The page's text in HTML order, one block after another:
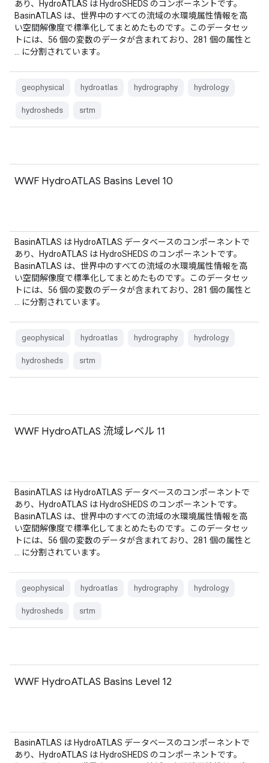
あり、HydroATLAS は HydroSHEDS のコンポーネントです。
BasinATLAS は、世界中のすべての流域の水環境属性情報を高
い空間解像度で標準化してまとめたものです。このデータセッ
トには、56 個の変数のデータが含まれており、281 個の属性と
… に分割されています。
geophysical hydroatlas hydrography hydrology
hydrosheds srtm
WWF HydroATLAS Basins Level 10
BasinATLAS は HydroATLAS データベースのコンポーネントで
あり、HydroATLAS は HydroSHEDS のコンポーネントです。
BasinATLAS は、世界中のすべての流域の水環境属性情報を高
い空間解像度で標準化してまとめたものです。このデータセッ
トには、56 個の変数のデータが含まれており、281 個の属性と
… に分割されています。
geophysical hydroatlas hydrography hydrology
hydrosheds srtm
WWF HydroATLAS 流域レベル 11
BasinATLAS は HydroATLAS データベースのコンポーネントで
あり、HydroATLAS は HydroSHEDS のコンポーネントです。
BasinATLAS は、世界中のすべての流域の水環境属性情報を高
い空間解像度で標準化してまとめたものです。このデータセッ
トには、56 個の変数のデータが含まれており、281 個の属性と
… に分割されています。
geophysical hydroatlas hydrography hydrology
hydrosheds srtm
WWF HydroATLAS Basins Level 12
BasinATLAS は HydroATLAS データベースのコンポーネントで
あり、HydroATLAS は HydroSHEDS のコンポーネントです。